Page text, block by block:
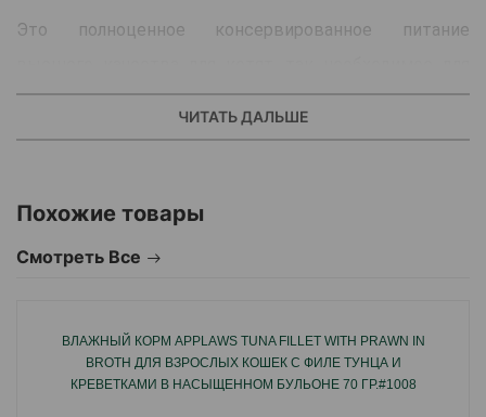
Это полноценное консервированное питание
растущего организма.
Ключевые особенности:
качество!
приготовленное из нежной говядины.
Animonda Vom Feinsten – восхитительная еда, которая
ЧИТАТЬ ДАЛЬШЕ
Похожие товары
Смотреть Все
ВЛАЖНЫЙ КОРМ APPLAWS TUNA FILLET WITH PRAWN IN
BROTH ДЛЯ ВЗРОСЛЫХ КОШЕК С ФИЛЕ ТУНЦА И
КРЕВЕТКАМИ В НАСЫЩЕННОМ БУЛЬОНЕ 70 ГР.#1008